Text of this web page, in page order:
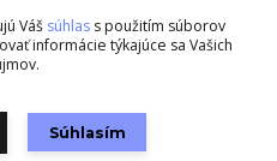
Váš súhlas s použitím súborov
informácie týkajúce sa Vašich
Súhlasím